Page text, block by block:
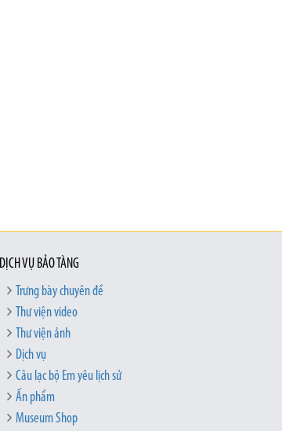
DỊCH VỤ BẢO TÀNG
Trưng bày chuyên đề
Thư viện video
Thư viện ảnh
Dịch vụ
Câu lạc bộ Em yêu lịch sử
Ấn phẩm
Museum Shop